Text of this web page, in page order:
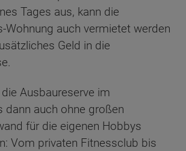
Tages aus, kann die
Wohnung auch vermietet werden
Geld in die
Ausbaureserve im
dann auch ohne großen
für die eigenen Hobbys
Vom privaten Fitnessclub bis